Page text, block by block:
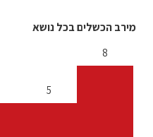
מירב הכשלים בכל נושא
8
5